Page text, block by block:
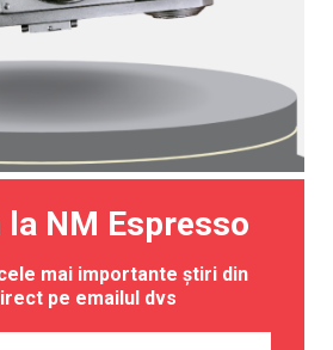
NM Espresso
mai importante știri din
pe emailul dvs